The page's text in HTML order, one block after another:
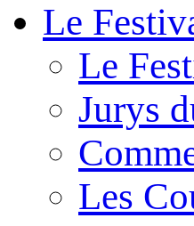
Le
Le
Jurys
Les